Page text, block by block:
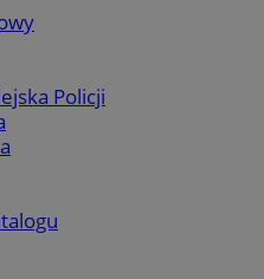
Policji